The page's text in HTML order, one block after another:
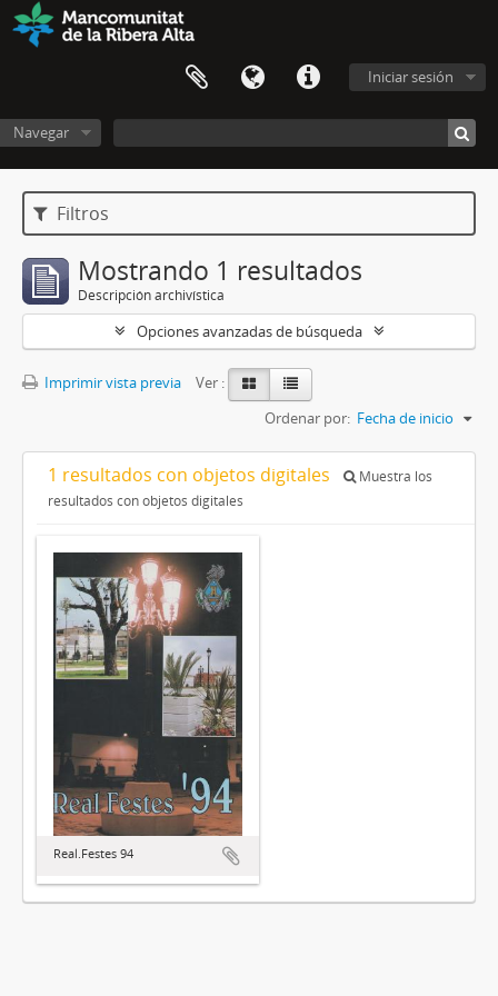
Iniciar sesión
Navegar
Filtros
Mostrando 1 resultados
Descripción archivística
Opciones avanzadas de búsqueda
Imprimir vista previa
Ver :
Ordenar por: Fecha de inicio
1 resultados con objetos digitales
Muestra los
resultados con objetos digitales
Real.Festes 94